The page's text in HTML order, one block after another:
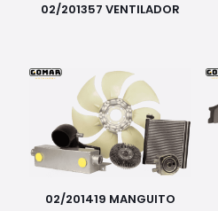
02/201357 VENTILADOR
02/201419 MANGUITO